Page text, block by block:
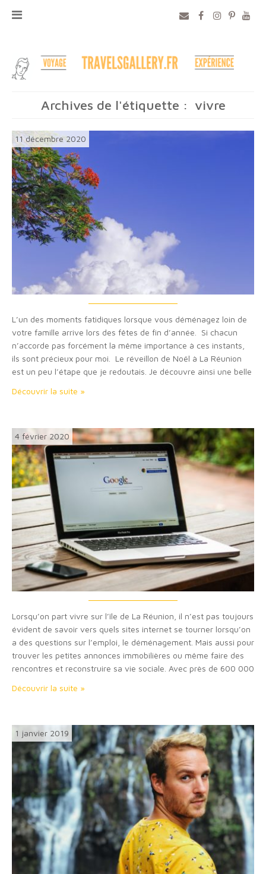
Archives de l'étiquette : vivre
11 décembre 2020
L’un des moments fatidiques lorsque vous déménagez loin de
votre famille arrive lors des fêtes de fin d’année. Si chacun
n’accorde pas forcément la même importance à ces instants,
ils sont précieux pour moi. Le réveillon de Noël à La Réunion
est un peu l’étape que je redoutais. Je découvre ainsi une belle
Découvrir la suite »
4 février 2020
Lorsqu’on part vivre sur l’île de La Réunion, il n’est pas toujours
évident de savoir vers quels sites internet se tourner lorsqu’on
a des questions sur l’emploi, le déménagement. Mais aussi pour
trouver les petites annonces immobilières ou même faire des
rencontres et reconstruire sa vie sociale. Avec près de 600 000
Découvrir la suite »
1 janvier 2019